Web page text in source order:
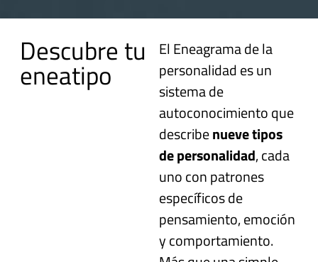
Descubre tu
eneatipo
El Eneagrama de la
personalidades un
sistema de
autoconocimiento que
describenueve tipos
de personalidad, cada
uno con patrones
específicos de
pensamiento, emoción
y comportamiento.